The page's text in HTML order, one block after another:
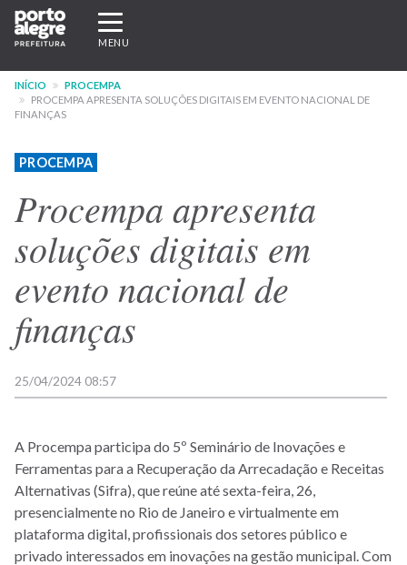
Pular
para
conteúdo
principal
Expandir/recolher
navegação
MENU
INÍCIO
PROCEMPA
PROCEMPA APRESENTA SOLUÇÕES DIGITAIS EM EVENTO NACIONAL DE
FINANÇAS
PROCEMPA
Procempa apresenta
soluções digitais em
evento nacional de
finanças
25/04/2024 08:57
A Procempa participa do 5º Seminário de Inovações e
Ferramentas para a Recuperação da Arrecadação e Receitas
Alternativas (Sifra), que reúne até sexta-feira, 26,
presencialmente no Rio de Janeiro e virtualmente em
plataforma digital, profissionais dos setores público e
privado interessados em inovações na gestão municipal. Com